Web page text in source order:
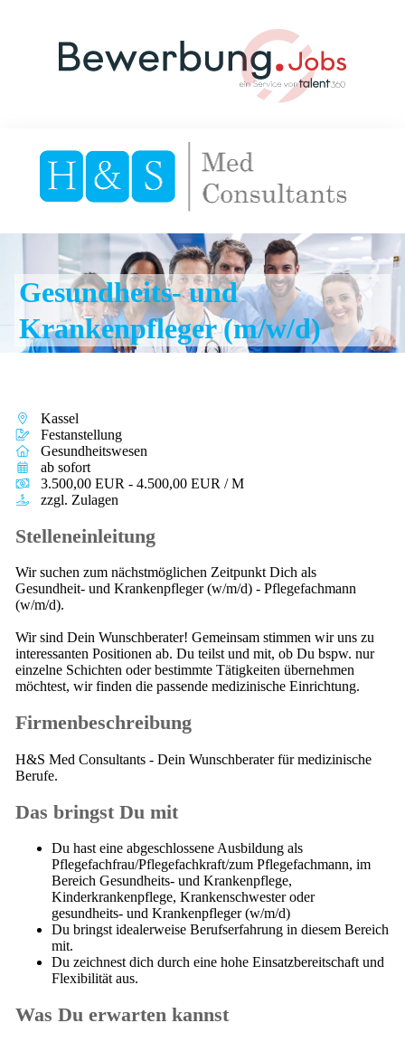
Gesundheits- und
Krankenpfleger (m/w/d)
Kassel
Festanstellung
Gesundheitswesen
ab sofort
3.500,00 EUR - 4.500,00 EUR / M
zzgl. Zulagen
Stelleneinleitung
Wir suchen zum nächstmöglichen Zeitpunkt Dich als
Gesundheit- und Krankenpfleger (w/m/d) - Pflegefachmann
(w/m/d).
Wir sind Dein Wunschberater! Gemeinsam stimmen wir uns zu
interessanten Positionen ab. Du teilst und mit, ob Du bspw. nur
einzelne Schichten oder bestimmte Tätigkeiten übernehmen
möchtest, wir finden die passende medizinische Einrichtung.
Firmenbeschreibung
H&S Med Consultants - Dein Wunschberater für medizinische
Berufe.
Das bringst Du mit
Du hast eine abgeschlossene Ausbildung als
Pflegefachfrau/Pflegefachkraft/zum Pflegefachmann, im
Bereich Gesundheits- und Krankenpflege,
Kinderkrankenpflege, Krankenschwester oder
gesundheits- und Krankenpfleger (w/m/d)
Du bringst idealerweise Berufserfahrung in diesem Bereich
mit.
Du zeichnest dich durch eine hohe Einsatzbereitschaft und
Flexibilität aus.
Was Du erwarten kannst